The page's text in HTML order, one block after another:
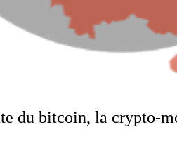
du bitcoin, la crypto-